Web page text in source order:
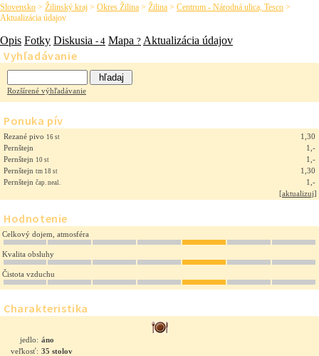
Slovensko > Žilinský kraj > Okres Žilina > Žilina > Centrum - Národná ulica, Tesco >
Aktualizácia údajov
Opis Fotky Diskusia - 4 Mapa ? Aktualizácia údajov
Vyhľadávanie
Rozšírené výhľadávanie
Ponuka pív
Rezané pivo 16 st
1,30
Pernštejn
1,-
Pernštejn 10 st
1,-
Pernštejn tm 18 st
1,30
Pernštejn čap. neal.
1,-
[aktualizuj]
Hodnotenie
Celkový dojem, atmosféra
Kvalita obsluhy
Čistota vzduchu
Charakteristika
jedlo: áno
veľkosť: 35 stolov